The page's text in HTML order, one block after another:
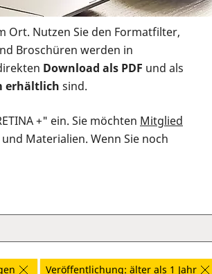
Ort. Nutzen Sie den Formatfilter,
Broschüren werden in
Download als PDF und als
erhältlich sind.
+" ein. Sie möchten Mitglied
Materialien. Wenn Sie noch
Veröffentlichung: älter als 1 Jahr